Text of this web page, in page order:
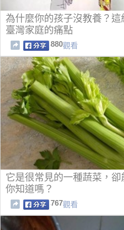
為什麼你的孩子沒教養？
臺灣家庭的痛點
880觀看
它是很常見的一種蔬菜，卻
你知道嗎？
767觀看